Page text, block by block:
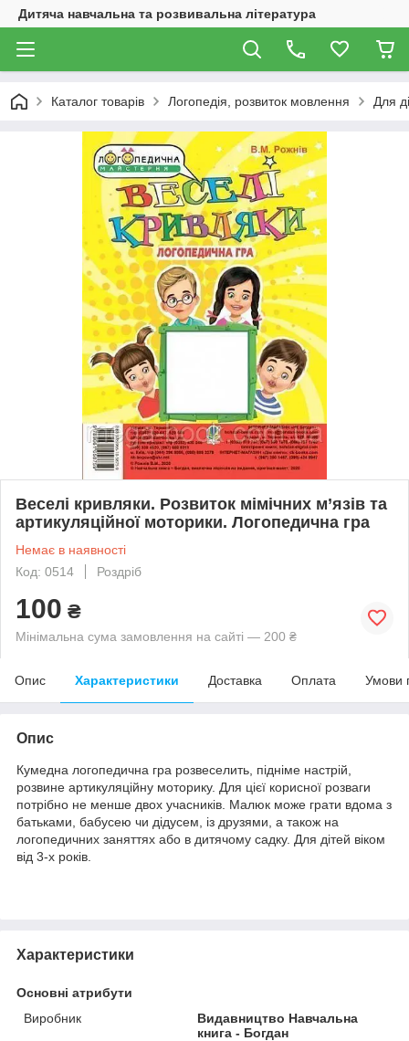
Дитяча навчальна та розвивальна література
Каталог товарів Логопедія, розвиток мовлення Для
Веселі кривляки. Розвиток мімічних м’язів та
артикуляційної моторики. Логопедична гра
Немає в наявності
Код: 0514
Роздріб
100 ₴
Мінімальна сума замовлення на сайті — 200 ₴
Опис Характеристики Доставка Оплата Умови
Опис
Кумедна логопедична гра розвеселить, підніме настрій,
розвине артикуляційну моторику. Для цієї корисної розваги
потрібно не менше двох учасників. Малюк може грати вдома з
батьками, бабусею чи дідусем, із друзями, а також на
логопедичних заняттях або в дитячому садку. Для дітей віком
від 3-х років.
Характеристики
Основні атрибути
Виробник
Видавництво Навчальна
книга - Богдан